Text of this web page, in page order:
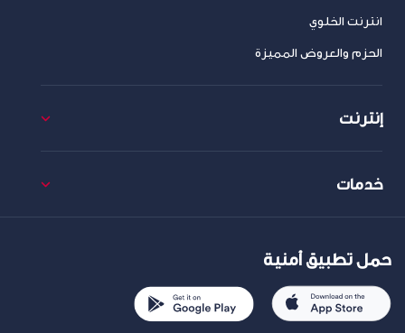
انترنت الخلوي
الحزم والعروض المميزة
إنترنت
خدمات
حمل تطبيق أمنية